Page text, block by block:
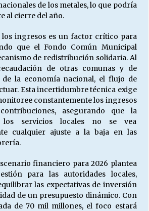
de los metales, lo que podría
al cierre del año.
los ingresos es un factor crítico para
que el Fondo Común Municipal
de redistribución solidaria. Al
de otras comunas y de
de la economía nacional, el flujo de
Esta incertidumbre técnica exige
constantemente los ingresos
asegurando que la
los servicios locales no se vea
cualquier ajuste a la baja en las
financiero para 2026 plantea
para las autoridades locales,
las expectativas de inversión
de un presupuesto dinámico. Con
de 70 mil millones, el foco estará